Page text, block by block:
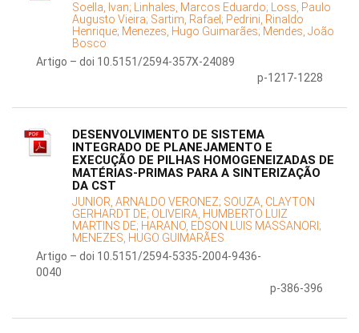
Soella, Ivan; Linhales, Marcos Eduardo; Loss, Paulo
Augusto Vieira; Sartim, Rafael; Pedrini, Rinaldo
Henrique; Menezes, Hugo Guimarães; Mendes, João
Bosco
Artigo – doi 10.5151/2594-357X-24089
p-1217-1228
DESENVOLVIMENTO DE SISTEMA
INTEGRADO DE PLANEJAMENTO E
EXECUÇÃO DE PILHAS HOMOGENEIZADAS DE
MATÉRIAS-PRIMAS PARA A SINTERIZAÇÃO
DA CST
JUNIOR, ARNALDO VERONEZ; SOUZA, CLAYTON
GERHARDT DE; OLIVEIRA, HUMBERTO LUIZ
MARTINS DE; HARANO, EDSON LUIS MASSANORI;
MENEZES, HUGO GUIMARÃES
Artigo – doi 10.5151/2594-5335-2004-9436-
0040
p-386-396